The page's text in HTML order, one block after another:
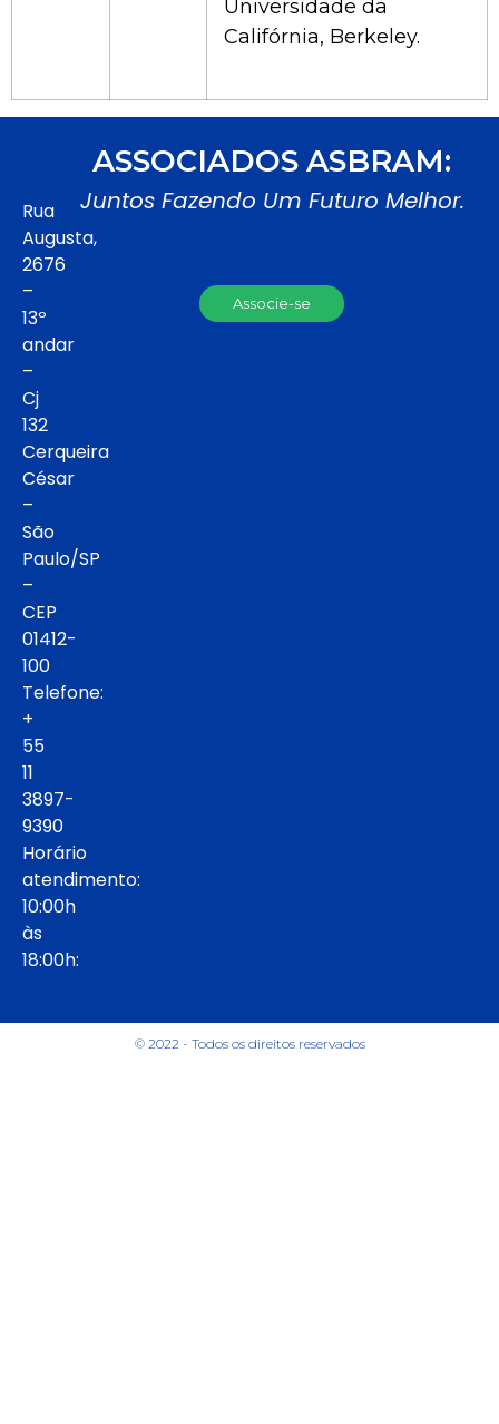
Universidade da
Califórnia, Berkeley.
Rua
Augusta,
2676
–
13º
andar
–
Cj
132
Cerqueira
César
–
São
Paulo/SP
–
CEP
01412-
100
Telefone:
+
55
11
3897-
9390
Horário
atendimento:
10:00h
às
18:00h:
ASSOCIADOS ASBRAM:
Juntos Fazendo Um Futuro Melhor.
Associe-se
© 2022 - Todos os direitos reservados